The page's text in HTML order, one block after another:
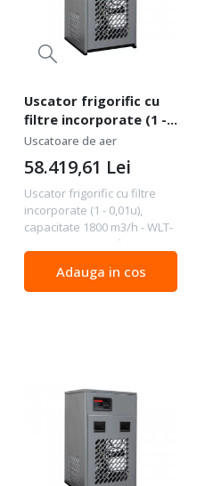
Uscator frigorific cu
filtre incorporate (1 -
0,01u), capacitate 1800
m3/h - WLT-WDF-1800
Uscatoare de aer
Uscator frigorific cu filtre
incorporate (1 - 0,01u),
capacitate 1800 m3/h - WLT-
WDF-1800 Date tehnice
Capacitate m3/min 30
Conexiune 3 " Tensiunea V
58.419,61 Lei
Adauga in cos